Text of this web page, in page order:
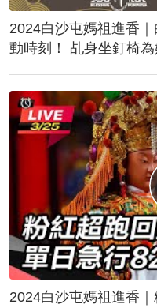
2024白沙屯媽祖進香
動時刻！ 乩身坐釘椅
2024白沙屯媽祖進香｜粉